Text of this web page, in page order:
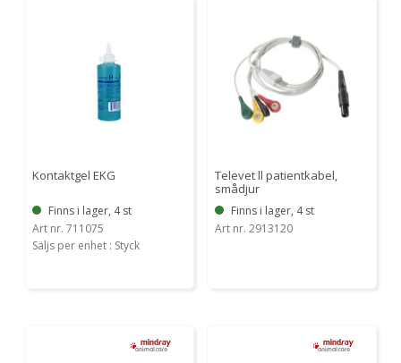
Kontaktgel EKG
Finns i lager, 4 st
Art nr. 711075
Säljs per enhet : Styck
Televet ll patientkabel,
smådjur
Finns i lager, 4 st
Art nr. 2913120